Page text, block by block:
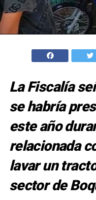
La Fiscalía
se habría
este año
relacionada
lavar un
sector de